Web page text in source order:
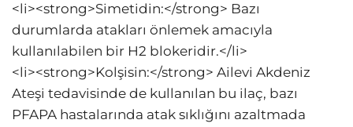
<li><strong>Simetidin:</strong> Bazı
durumlarda atakları önlemek amacıyla
kullanılabilen bir H2 blokeridir.</li>
<li><strong>Kolşisin:</strong> Ailevi Akdeniz
Ateşi tedavisinde de kullanılan bu ilaç, bazı
PFAPA hastalarında atak sıklığını azaltmada